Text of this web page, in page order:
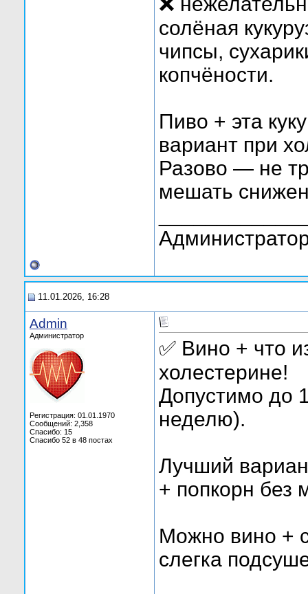
солёная
чипсы,
копчёности.
Пиво + эта
вариант при
Разово — не
мешать
11.01.2026, 16:28
Admin
Администратор
Регистрация: 01.01.1970
Сообщений: 2,358
Спасибо: 15
Спасибо 52 в 48 постах
✅ Вино + что
холестерине!
Допустимо до
неделю).
Лучший
+ попкорн без
Можно вино +
слегка